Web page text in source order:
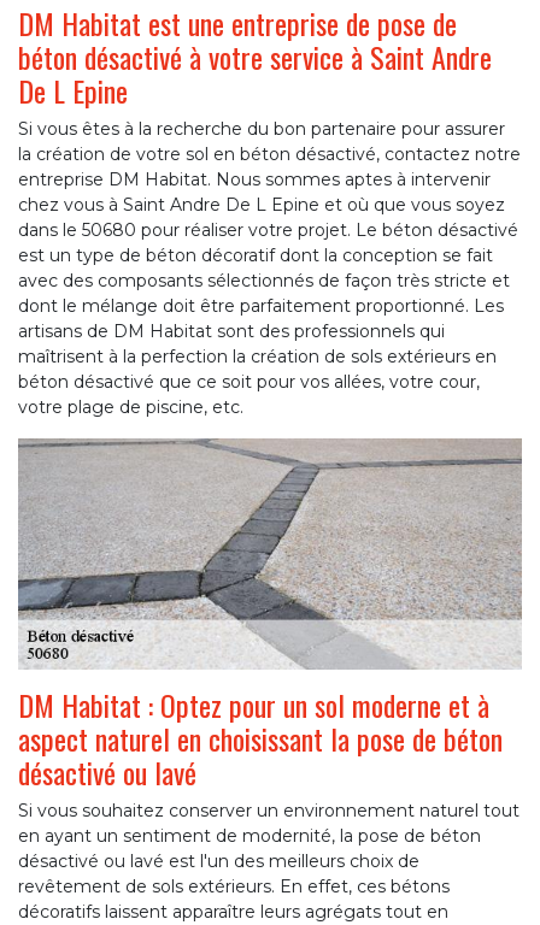
DM Habitat est une entreprise de pose de
béton désactivé à votre service à Saint Andre
De L Epine
Si vous êtes à la recherche du bon partenaire pour assurer
la création de votre sol en béton désactivé, contactez notre
entreprise DM Habitat. Nous sommes aptes à intervenir
chez vous à Saint Andre De L Epine et où que vous soyez
dans le 50680 pour réaliser votre projet. Le béton désactivé
est un type de béton décoratif dont la conception se fait
avec des composants sélectionnés de façon très stricte et
dont le mélange doit être parfaitement proportionné. Les
artisans de DM Habitat sont des professionnels qui
maîtrisent à la perfection la création de sols extérieurs en
béton désactivé que ce soit pour vos allées, votre cour,
votre plage de piscine, etc.
DM Habitat : Optez pour un sol moderne et à
aspect naturel en choisissant la pose de béton
désactivé ou lavé
Si vous souhaitez conserver un environnement naturel tout
en ayant un sentiment de modernité, la pose de béton
désactivé ou lavé est l'un des meilleurs choix de
revêtement de sols extérieurs. En effet, ces bétons
décoratifs laissent apparaître leurs agrégats tout en